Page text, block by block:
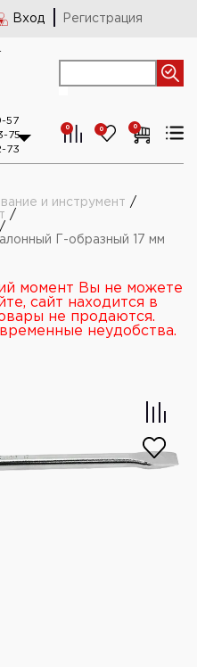
Вход Регистрация
57
75
73
0 0 0
и инструмент /
/
/
Г-образный 17 мм
момент Вы не можете
сайт находится в
не продаются.
неудобства.